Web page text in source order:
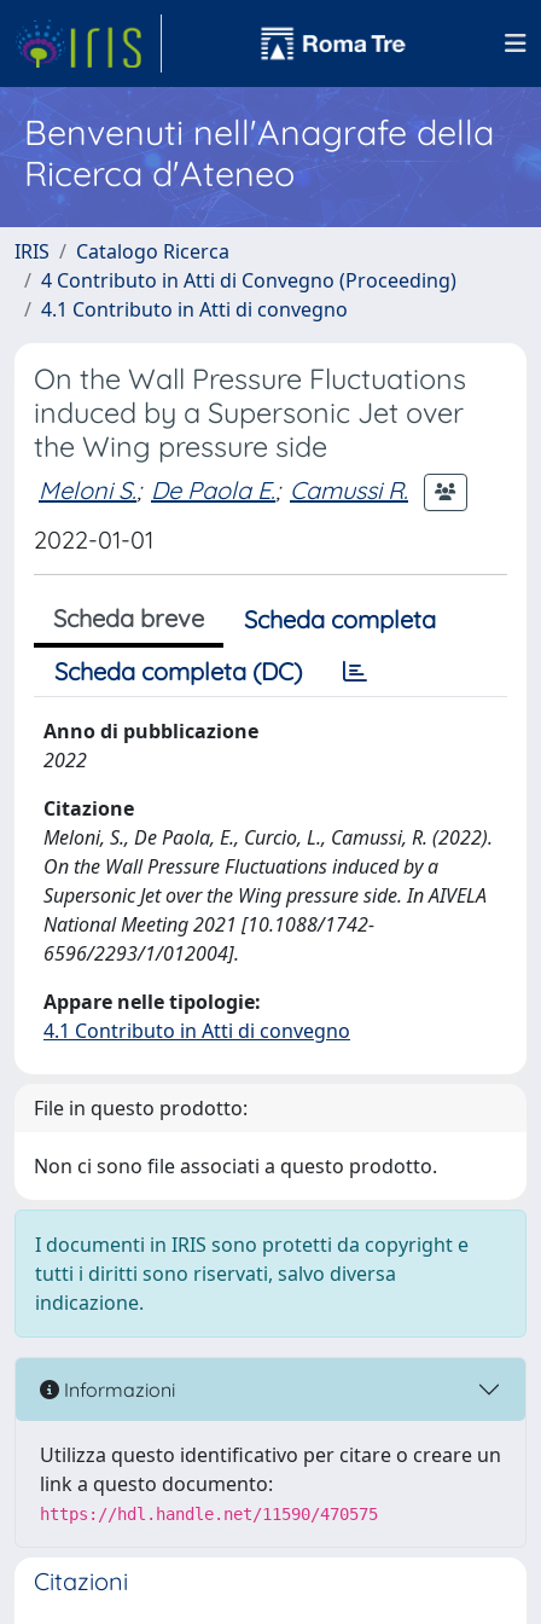
Benvenuti nell'Anagrafe della
Ricerca d'Ateneo
IRIS
Catalogo Ricerca
4 Contributo in Atti di Convegno (Proceeding)
4.1 Contributo in Atti di convegno
On the Wall Pressure Fluctuations
induced by a Supersonic Jet over
the Wing pressure side
Meloni S.; De Paola E.; Camussi R.
2022-01-01
Scheda breve
Scheda completa
Scheda completa (DC)
Anno di pubblicazione
2022
Citazione
Meloni, S., De Paola, E., Curcio, L., Camussi, R. (2022).
On the Wall Pressure Fluctuations induced by a
Supersonic Jet over the Wing pressure side. In AIVELA
National Meeting 2021 [10.1088/1742-
6596/2293/1/012004].
Appare nelle tipologie:
4.1 Contributo in Atti di convegno
File in questo prodotto:
Non ci sono file associati a questo prodotto.
I documenti in IRIS sono protetti da copyright e
tutti i diritti sono riservati, salvo diversa
indicazione.
Informazioni
Utilizza questo identificativo per citare o creare un
link a questo documento:
https://hdl.handle.net/11590/470575
Citazioni